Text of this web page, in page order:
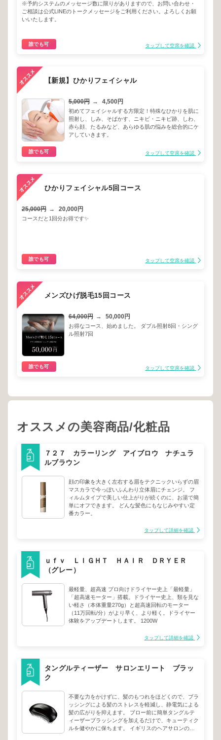
※予約システムのメッセージ数に限りがありますので、お問い合わせ・
ご相談は公式LINEのトークメッセージをご利用ください。よろしくお願
いいたします。
誰でも可 タップして空席を確認
【新規】ひかりフェイシャル
5,000円 → 4,500円
初めてフェイシャルする方限定！特殊なひかりを肌に
照射し、しみ、そばかす、ニキビ・ニキビ跡、しわ、
赤ら顔、たるみなど、あらゆる肌の悩みを総合的にケ
アしていきます。
誰でも可 タップして空席を確認
ひかりフェイシャル5回コース
25,000円 → 20,000円
コースだと1回分お得です✨
誰でも可 タップして空席を確認
メンズひげ脱毛15回コース
64,000円 → 50,000円
お得なコース、始めました。 ダブル照射8回・シング
ル照射7回
誰でも可 タップして空席を確認
オススメの美容商品/化粧品
７２７ カラーリング アイブロウ ナチュラ
ルブラウン
顔の印象を大きく左右する眉をテクニックいらずの眉
マスカラで今っぽいふんわり立体眉にチェンジ。 フ
ィルムタイプで美しい仕上がりが続くのに、お湯で簡
単にオフできます。 どんな髪色にもなじみやすい定
番カラー。
タップして詳細を確認
ｕｆｖ ＬＩＧＨＴ ＨＡＩＲ ＤＲＹＥＲ
（グレー）
最軽量、超高速 プロ向けドライヤー史上「最軽量」
「超高速モーター」搭載。ドライヤー史上、類を見な
い軽さ（本体重量270g）と超高速回転のモーター
（11万回転/分）がより早く、より軽く。ドライヤー
体験をアップデートします。 1200W
タップして詳細を確認
タングルティーザー サロンエリート ブラッ
ク
不要な力をかけずに、髪のもつれをほどくので、ブラ
ッシングによる髪のストレスを軽減し、静電気による
髪の広がりを抑えます。 ブロー前に簡単タングルテ
ィーザーブラッシングを加えるだけで、キューティク
ルを健やかに保ちます。 イギリスのヘアサロンのプ